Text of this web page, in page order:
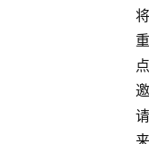
将
重
点
邀
请
来